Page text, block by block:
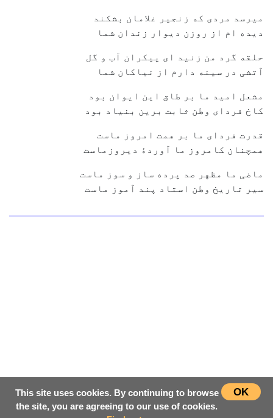
ميرسد مردی که زنجير غلامان بشکند
ديده ام از روزن ديوار زندان شما
حلقه گرد من زنيد ای پيکران آب و گل
آتشی در سينه دارم از نياکان شما
مشعل اميد ما بر طاق اين ايوان بود
کاخ فردای وطن ثابت برين بنياد بود
قدرت فردای ما بر همت امروز ماست
همچنان کامروز ما آوردۀ ديروزماست
ماضی ما مظهر صد پرده ساز و سوز ماست
سير تاريخ وطن استاد پند آموز ماست
OK
This site uses cookies. By continuing to browse
the site, you are agreeing to our use of cookies.